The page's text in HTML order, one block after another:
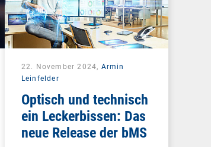
22. November 2024, Armin
Leinfelder
Optisch und technisch
ein Leckerbissen: Das
neue Release der bMS